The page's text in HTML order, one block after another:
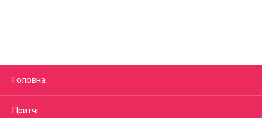
Головна
Притчі